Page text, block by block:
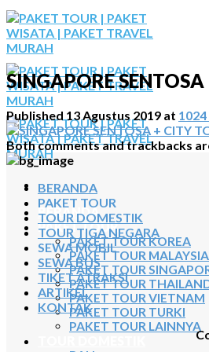
Skip
to
content
BERANDA
PAKET TOUR
PAKET TOUR KOREA
PAKET TOUR MALAYSIA
PAKET TOUR
PAKET TOUR
PAKET TOUR VIETNAM
PAKET TOUR TURKI
PAKET TOUR LAINNYA
SINGAPORE
Published 13 Agustus 2019 at 1024
Both comments and trackbacks
BERANDA
PAKET TOUR
TOUR DOMESTIK
TOUR TIGA NEGARA
SEWA MOBIL
SEWA BUS
TIKET ATRAKSI
ARTIKEL
KONTAK